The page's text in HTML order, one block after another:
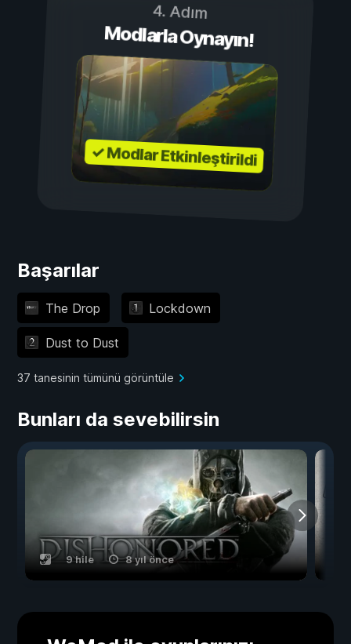
4. Adım
Modlarla Oynayın!
✓ Modlar Etkinleştirildi
Başarılar
The Drop Lockdown
Dust to Dust
37 tanesinin tümünü görüntüle
Bunları da sevebilirsin
9 hile 8 yıl önce